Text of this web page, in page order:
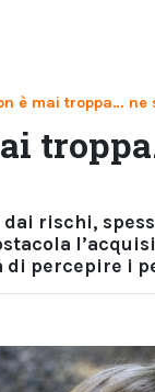
è mai troppa… ne
rischi,
percepire i